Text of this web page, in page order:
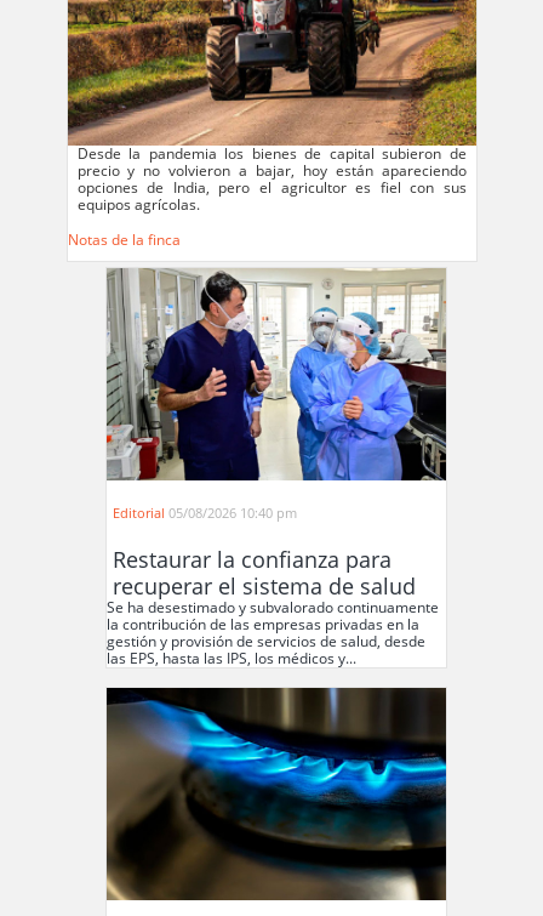
Desde la pandemia los bienes de capital subieron de
precio y no volvieron a bajar, hoy están apareciendo
opciones de India, pero el agricultor es fiel con sus
equipos agrícolas.
Notas de la finca
Editorial 05/08/2026 10:40 pm
Restaurar la confianza para
recuperar el sistema de salud
Se ha desestimado y subvalorado continuamente
la contribución de las empresas privadas en la
gestión y provisión de servicios de salud, desde
las EPS, hasta las IPS, los médicos y...